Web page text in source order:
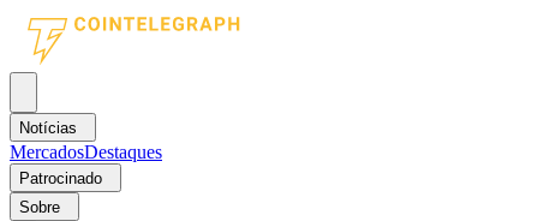
Notícias
MercadosDestaques
Patrocinado
Sobre